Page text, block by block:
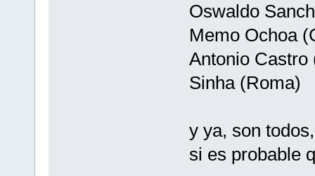
Oswaldo
Memo Ochoa
Antonio Castro
Sinha (Roma)
y ya, son
si es probable